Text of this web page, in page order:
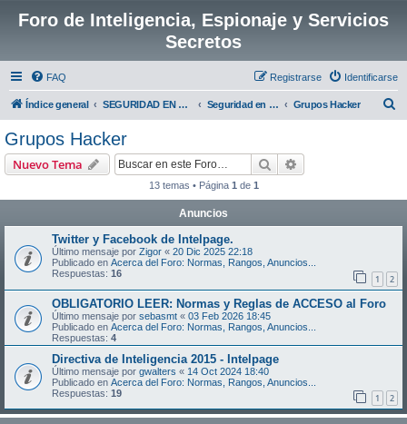
Foro de Inteligencia, Espionaje y Servicios
Secretos
FAQ Identificarse
Registrarse
Índice general SEGURIDAD EN LAS TIC, RECURSOS DE INTELIGENCIA E INFRAESTRUCTURAS CRÍTICAS Seguridad en las TIC Grupos Hacker
Grupos Hacker
Nuevo Tema Buscar
13 temas • Página 1 de 1
Anuncios
Twitter y Facebook de Intelpage.
Último mensaje por Zigor « 20 Dic 2025 22:18
Publicado en Acerca del Foro: Normas, Rangos, Anuncios...
Respuestas: 16 1 2
OBLIGATORIO LEER: Normas y Reglas de ACCESO al Foro
Último mensaje por sebasmt « 03 Feb 2026 18:45
Publicado en Acerca del Foro: Normas, Rangos, Anuncios...
Respuestas: 4
Directiva de Inteligencia 2015 - Intelpage
Último mensaje por gwalters « 14 Oct 2024 18:40
Publicado en Acerca del Foro: Normas, Rangos, Anuncios...
Respuestas: 19 1 2